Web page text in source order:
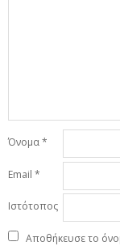
Όνομα*
Email *
Ιστότοπος
Αποθήκευσε το